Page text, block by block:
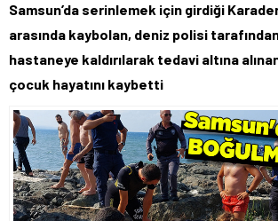
55,2097
Samsun’da serinlemek için girdiği
arasında kaybolan, deniz polisi
hastaneye kaldırılarak tedavi altına
çocuk hayatını kaybetti